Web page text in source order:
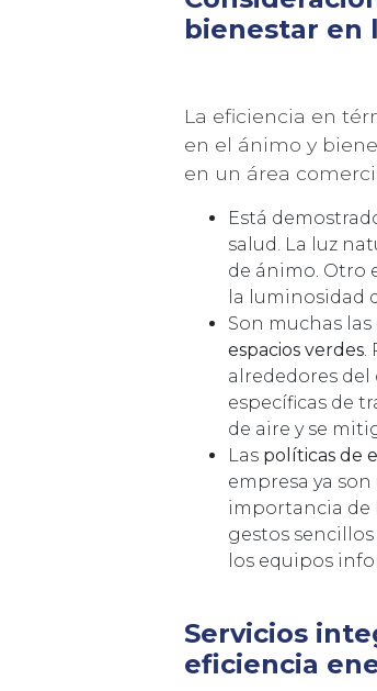
bienestar en
La eficiencia en
en el ánimo y
en un área
Está
salud. La luz
de ánimo. Otro
la luminosidad
Son muchas
espacios verdes
alrededores
específicas de
de aire y se
Las políticas de
empresa ya
importancia de
gestos
los equipos
Servicios
eficiencia
política de privacidady los